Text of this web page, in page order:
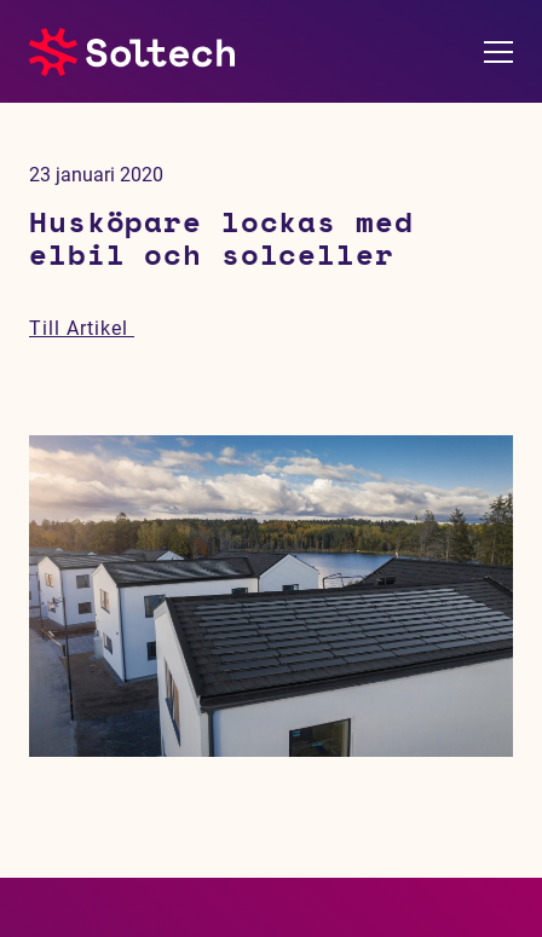
Karriär
Jobb
Kontakt
Tjänster
Referensprojekt
Hållbarhet
23 januari 2020
Husköpare lockas med
elbil och solceller
Till Artikel